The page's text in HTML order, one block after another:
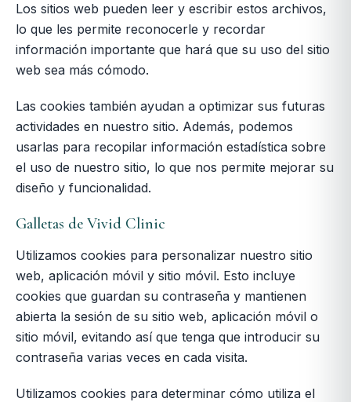
Los sitios web pueden leer y escribir estos archivos,
lo que les permite reconocerle y recordar
información importante que hará que su uso del sitio
web sea más cómodo.
Las cookies también ayudan a optimizar sus futuras
actividades en nuestro sitio. Además, podemos
usarlas para recopilar información estadística sobre
el uso de nuestro sitio, lo que nos permite mejorar su
diseño y funcionalidad.
Galletas de Vivid Clinic
Utilizamos cookies para personalizar nuestro sitio
web, aplicación móvil y sitio móvil. Esto incluye
cookies que guardan su contraseña y mantienen
abierta la sesión de su sitio web, aplicación móvil o
sitio móvil, evitando así que tenga que introducir su
contraseña varias veces en cada visita.
Utilizamos cookies para determinar cómo utiliza el